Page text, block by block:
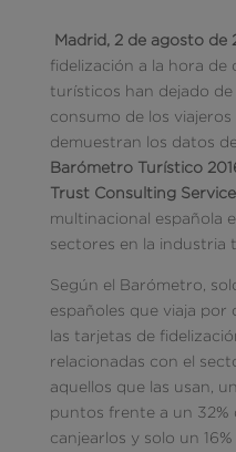
Madrid, 2 de agosto de
fidelización a la hora
turísticos han dejado
consumo de los
demuestran los datos
Barómetro Turístico
Trust Consulting
multinacional española
sectores en la industria
Según el Barómetro,
españoles que viaja
las tarjetas de
relacionadas con el
aquellos que las usan,
puntos frente a un 32%
canjearlos y solo un